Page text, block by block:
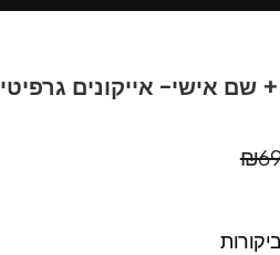
שם אישי- אייקונים גרפיטי